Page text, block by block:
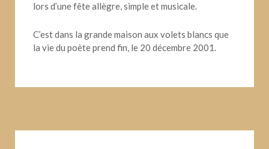
lors d’une fête allègre, simple et musicale.
C’est dans la grande maison aux volets blancs que
la vie du poète prend fin, le 20 décembre 2001.